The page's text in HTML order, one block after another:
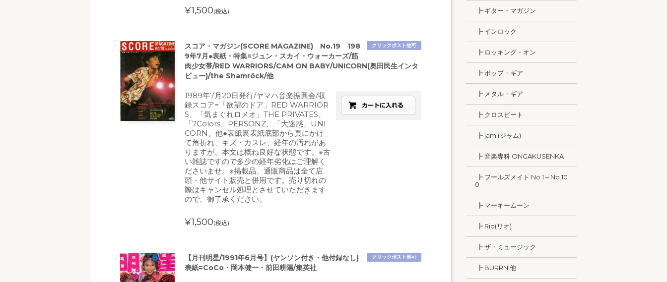
¥1,500(税込)
クリックポスト他可
スコア・マガジン(SCORE MAGAZINE) No.19 198
9年7月●表紙・特集=ジュン・スカイ・ウォーカーズ/筋
肉少女帯/RED WARRIORS/CAM ON BABY/UNICORN(奥田民生インタ
ビュー)/the Shamröck/他
1989年7月20日発行/ヤマハ音楽振興会/収
録スコア=「欲望のドア」RED WARRIOR
S、「気まぐれロメオ」THE PRIVATES、
「7Colors」PERSONZ、「大迷惑」UNI
CORN、他●表紙裏表紙底部から頁にかけ
て角折れ、キズ・カスレ、経年の汚れがあ
りますが、本文は概ね良好な状態です。※古
い雑誌ですので多少の経年劣化はご理解く
ださいませ。※掲載品、通販商品は全て店
頭・他サイト販売と併用です。売り切れの
際はキャンセル処理とさせていただきます
ので、御了承ください。
¥1,500(税込)
クリックポスト他可
【月刊明星/1991年6月号】(ヤンソン付き・他付録なし)
表紙=CoCo・岡本健一・前田耕陽/集英社
┣ ギター・マガジン
┣ インロック
┣ ロッキング・オン
┣ ポップ・ギア
┣ メタル・ギア
┣ クロスビート
┣ jam (ジャム)
┣ 音楽専科 ONGAKUSENKA
┣ フールズメイト No.1～No.10
0
┣ マーキームーン
┣ Rio(リオ)
┣ ザ・ミュージック
┣ BURRN!他